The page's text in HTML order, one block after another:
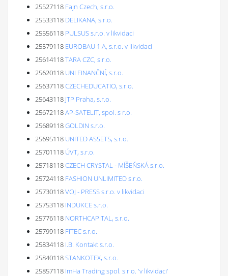
25527118 Fajn Czech, s.r.o.
25533118 DELIKANA, s.r.o.
25556118 PULSUS s.r.o. v likvidaci
25579118 EUROBAU 1.A, s.r.o. v likvidaci
25614118TARA CZC, s.r.o.
25620118 UNI FINANČNÍ, s.r.o.
25637118CZECHEDUCATIO, s.r.o.
25643118 JTP Praha, s.r.o.
25672118AP-SATELIT, spol. s r.o.
25689118GOLDIN s.r.o.
25695118 UNITED ASSETS, s.r.o.
25701118 ÚVT, s.r.o.
25718118CZECH CRYSTAL - MÍŠEŇSKÁ s.r.o.
25724118 FASHION UNLIMITED s.r.o.
25730118VOJ - PRESS s.r.o. v likvidaci
25753118 INDUKCE s.r.o.
25776118 NORTHCAPITAL, s.r.o.
25799118 FITEC s.r.o.
25834118 I.B. Kontakt s.r.o.
25840118STANKOTEX, s.r.o.
25857118 ImHa Trading spol. s r.o. 'v likvidaci'